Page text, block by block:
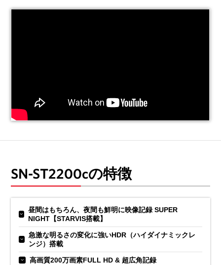
SN-ST2200cの特徴
昼間はもちろん、夜間も鮮明に映像記録 SUPER
NIGHT【STARVIS搭載】
急激な明るさの変化に強いHDR（ハイダイナミックレ
ンジ）搭載
高画質200万画素FULL HD & 超広角記録